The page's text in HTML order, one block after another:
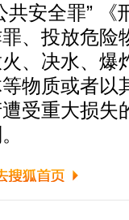
安全罪” 《
、投放危险
、决水、爆
物质或者以
受重大损失